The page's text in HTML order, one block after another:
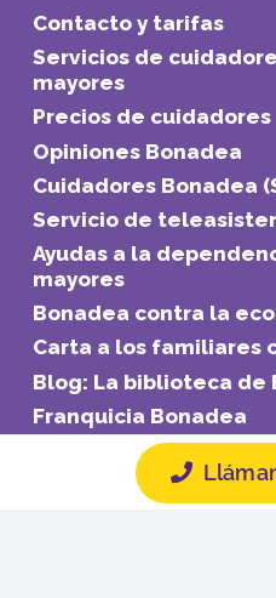
Contacto y tarifas
Servicios de
mayores
Precios de cuidadores
Opiniones Bonadea
Cuidadores Bonadea
Servicio de
Ayudas a la
mayores
Bonadea contra la
Carta a los familiares
Blog: La biblioteca de
Franquicia Bonadea
Trabajo y empleo